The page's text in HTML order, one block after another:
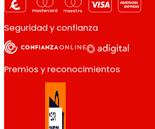
Seguridad y confianza
Premios y reconocimientos